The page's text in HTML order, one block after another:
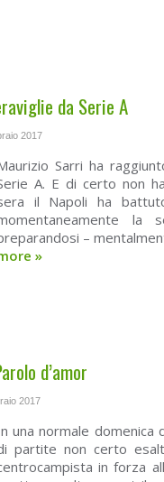
da Serie A
2017
Sarri ha
A. E di certo non
il Napoli ha
la
–
»
d’amor
2017
una normale domenica
partite non certo
in forza